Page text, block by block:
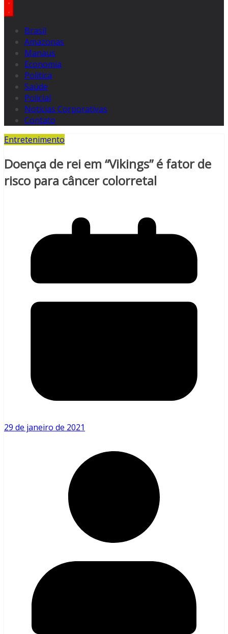
Brasil
Amazonas
Manaus
Economia
Politica
Saúde
Policial
Notícias Corporativas
Contato
Entretenimento
Doença de rei em “Vikings” é fator de
risco para câncer colorretal
29 de janeiro de 2021